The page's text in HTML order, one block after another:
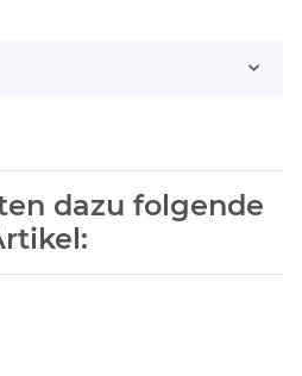
dazu folgende